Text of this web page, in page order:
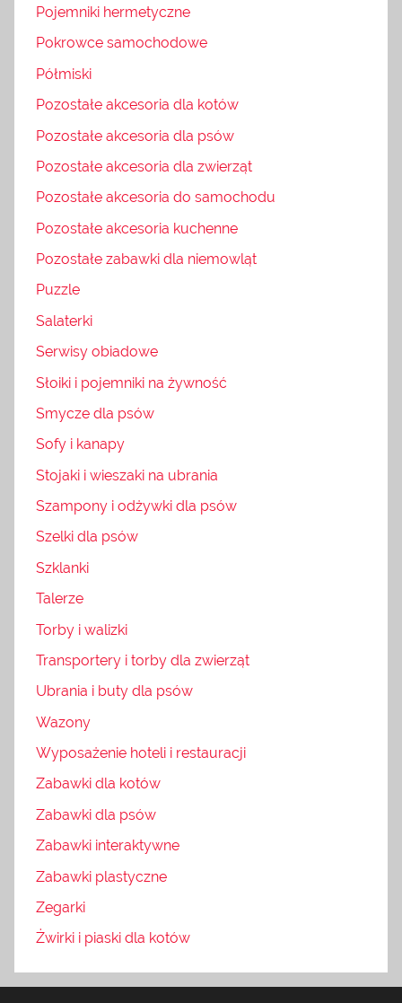
Pojemniki hermetyczne
Pokrowce samochodowe
Półmiski
Pozostałe akcesoria dla kotów
Pozostałe akcesoria dla psów
Pozostałe akcesoria dla zwierząt
Pozostałe akcesoria do samochodu
Pozostałe akcesoria kuchenne
Pozostałe zabawki dla niemowląt
Puzzle
Salaterki
Serwisy obiadowe
Słoiki i pojemniki na żywność
Smycze dla psów
Sofy i kanapy
Stojaki i wieszaki na ubrania
Szampony i odżywki dla psów
Szelki dla psów
Szklanki
Talerze
Torby i walizki
Transportery i torby dla zwierząt
Ubrania i buty dla psów
Wazony
Wyposażenie hoteli i restauracji
Zabawki dla kotów
Zabawki dla psów
Zabawki interaktywne
Zabawki plastyczne
Zegarki
Żwirki i piaski dla kotów